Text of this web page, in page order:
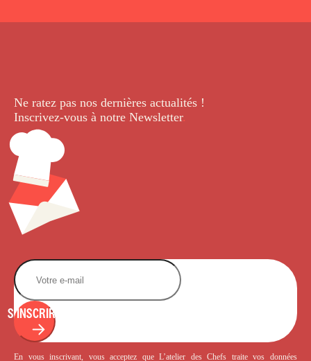
Ne ratez pas nos dernières actualités !
Inscrivez-vous à notre Newsletter.
S'INSCRIRE
En vous inscrivant, vous acceptez que L’atelier des Chefs traite vos données